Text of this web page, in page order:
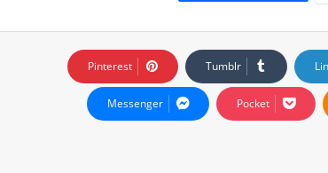
Tumblr
Pinterest
Pocket
Messenger